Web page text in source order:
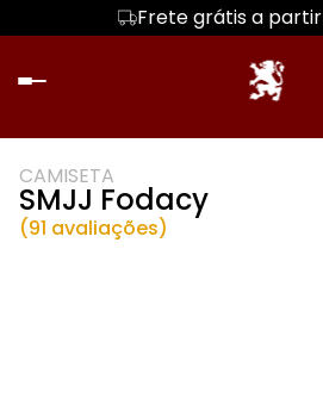
Frete grátis a
Primeira troca
CAMISETA
SMJJ Fodacy
(91 avaliações)